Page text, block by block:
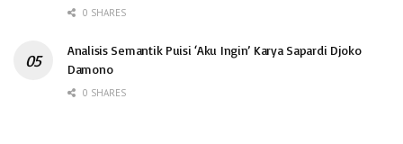
0 SHARES
Analisis Semantik Puisi ‘Aku Ingin’ Karya Sapardi Djoko
Damono
0 SHARES